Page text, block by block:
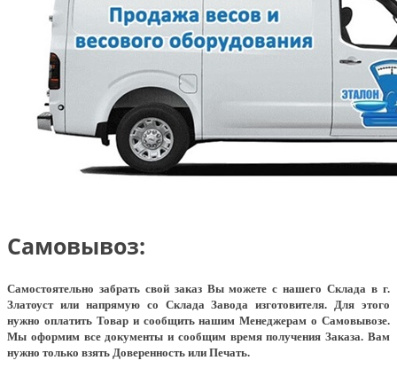
Самовывоз:
Самостоятельно забрать свой заказ Вы можете с нашего Склада в г.
Златоуст или напрямую со Склада Завода изготовителя. Для этого
нужно оплатить Товар и сообщить нашим Менеджерам о Самовывозе.
Мы оформим все документы и сообщим время получения Заказа. Вам
нужно только взять Доверенность или Печать.